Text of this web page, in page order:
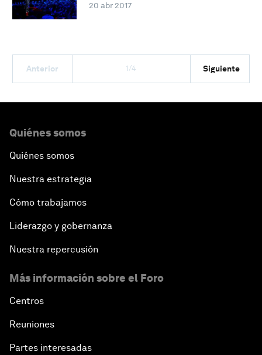
20 abr 2017
Anterior 1/4 Siguiente
Quiénes somos
Quiénes somos
Nuestra estrategia
Cómo trabajamos
Liderazgo y gobernanza
Nuestra repercusión
Más información sobre el Foro
Centros
Reuniones
Partes interesadas